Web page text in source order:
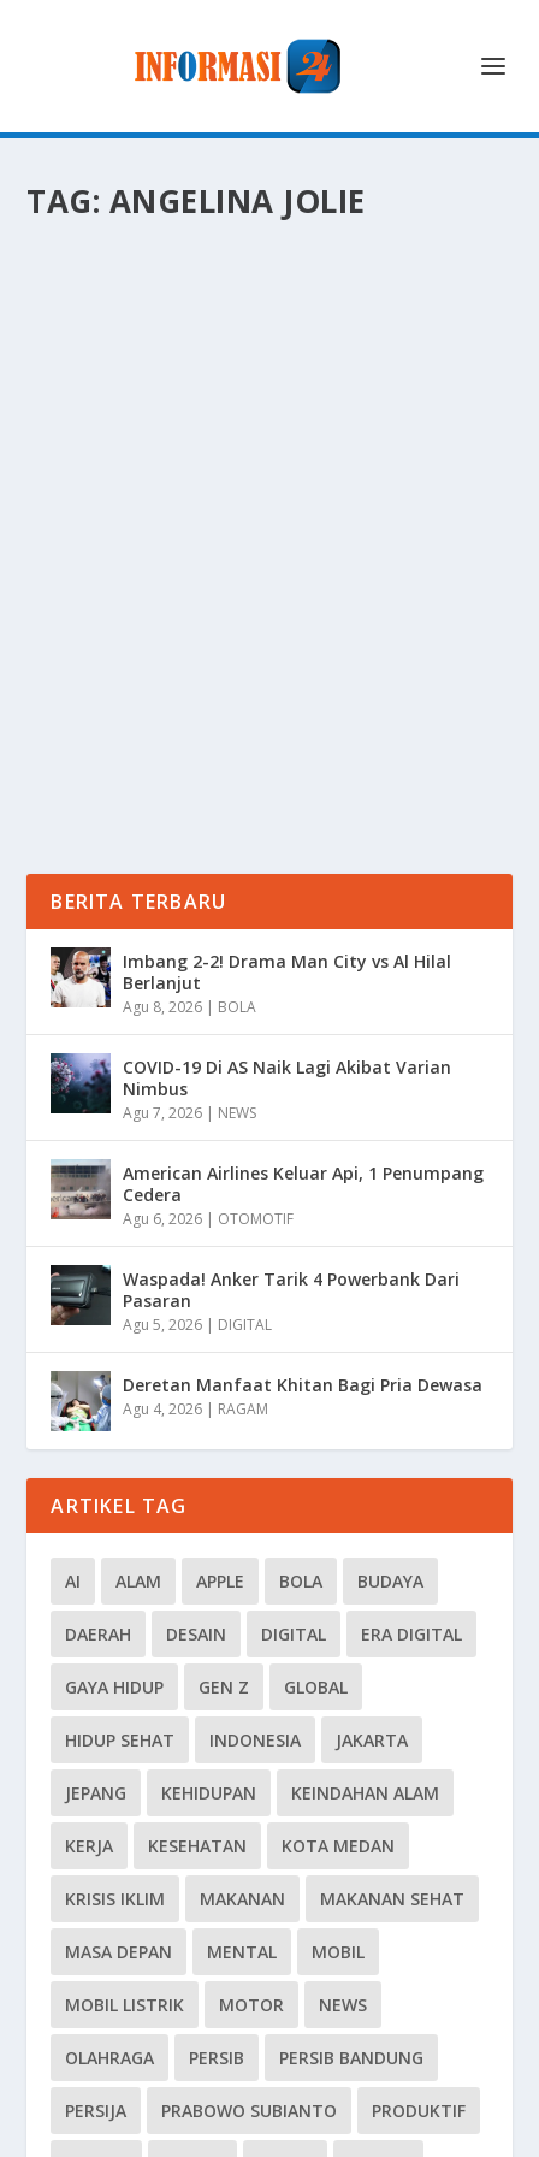
TAG: ANGELINA JOLIE
BERITA TERBARU
Imbang 2-2! Drama Man City vs Al Hilal
Berlanjut
Agu 8, 2026 | BOLA
COVID-19 Di AS Naik Lagi Akibat Varian
Nimbus
Agu 7, 2026 | NEWS
American Airlines Keluar Api, 1 Penumpang
Cedera
Agu 6, 2026 | OTOMOTIF
Waspada! Anker Tarik 4 Powerbank Dari
Pasaran
Agu 5, 2026 | DIGITAL
Deretan Manfaat Khitan Bagi Pria Dewasa
Agu 4, 2026 | RAGAM
ARTIKEL TAG
AI ALAM APPLE BOLA BUDAYA
DAERAH DESAIN DIGITAL ERA DIGITAL
GAYA HIDUP GEN Z GLOBAL
HIDUP SEHAT INDONESIA JAKARTA
JEPANG KEHIDUPAN KEINDAHAN ALAM
KERJA KESEHATAN KOTA MEDAN
KRISIS IKLIM MAKANAN MAKANAN SEHAT
MASA DEPAN MENTAL MOBIL
MOBIL LISTRIK MOTOR NEWS
OLAHRAGA PERSIB PERSIB BANDUNG
PERSIJA PRABOWO SUBIANTO PRODUKTIF